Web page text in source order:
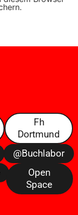
Fh
Dortmund
@buchlabor
Open
Space